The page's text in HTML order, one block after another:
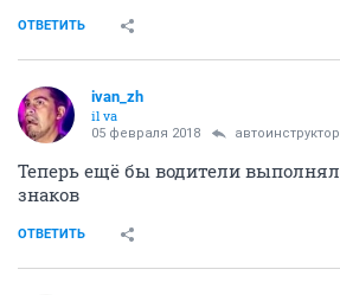
ОТВЕТИТЬ
ivаn_zh
il va
05 февраля 2018 автоинструктор
Теперь ещё бы водители
знаков
ОТВЕТИТЬ